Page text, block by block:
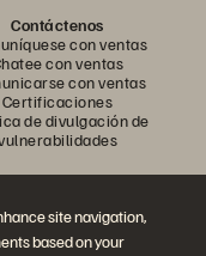
site navigation,
based on your
Contáctenos
con ventas
con ventas
con ventas
Certificaciones
de divulgación de